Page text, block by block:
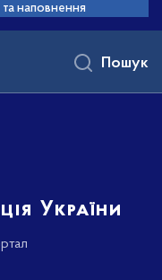
наповнення
України
Пошук